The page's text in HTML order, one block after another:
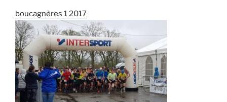
boucagnères 1 2017